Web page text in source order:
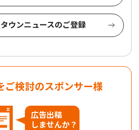
ウンニュースのご登録
ご検討のスポンサー様
広告出稿
しませんか？